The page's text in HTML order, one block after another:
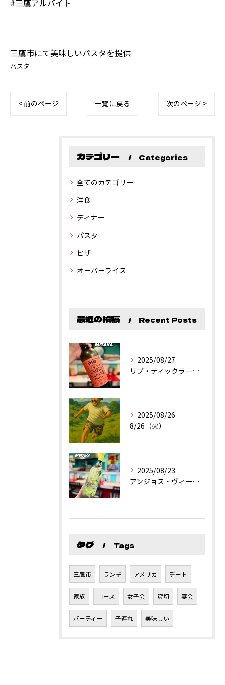
#三鷹アルバイト
三鷹市にて美味しいパスタを提供
パスタ
< 前のページ 一覧に戻る 次のページ >
カテゴリー Categories
全てのカテゴリー
洋食
ディナー
パスタ
ピザ
オーバーライス
最近の投稿 Recent Posts
2025/08/27
リブ・ティックラー・カリフォルニア・シラーズ
2025/08/26
8/26（火）
2025/08/23
アンジョス・ヴィーニョ・ヴェルデ
タグ Tags
三鷹市 ランチ アメリカ デート
家族 コース 女子会 貸切 宴会
パーティー 子連れ 美味しい